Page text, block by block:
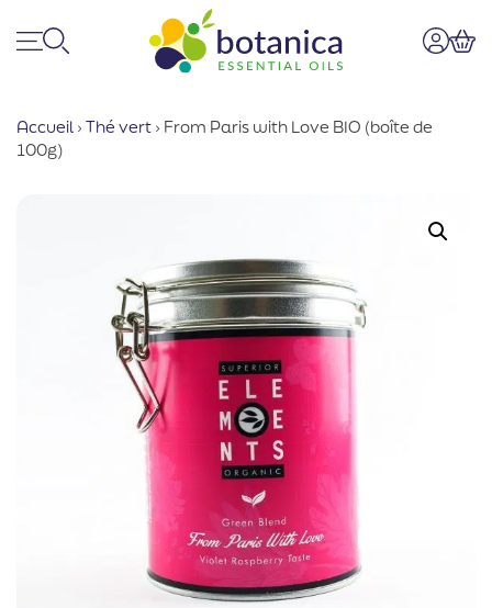
Accueil › Thé vert › From Paris with Love BIO (boîte de
100g)